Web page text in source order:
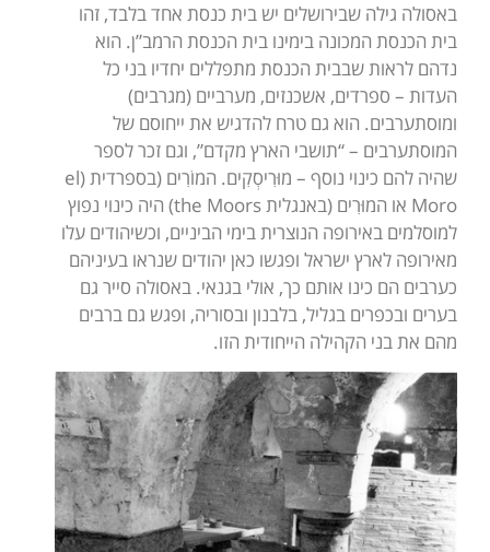
באסולה גילה שבירושלים יש בית כנסת אחד בלבד, זהו
בית הכנסת המכונה בימינו בית הכנסת הרמב”ן. הוא
נדהם לראות שבבית הכנסת מתפללים יחדיו בני כל
העדות – ספרדים, אשכנזים, מערביים (מגרבים)
ומוסתערבים. הוא גם טרח להדגיש את ייחוסם של
המוסתערבים – “תושבי הארץ מקדם”, וגם זכר לספר
שהיה להם כינוי נוסף – מוּרִיסְקִים. המוֹרִים (בספרדית (el
Moro או המוּרִים (באנגלית the Moors) היה כינוי נפוץ
למוסלמים באירופה הנוצרית בימי הביניים, וכשיהודים עלו
מאירופה לארץ ישראל ופגשו כאן יהודים שנראו בעיניהם
כערבים הם כינו אותם כך, אולי בגנאי. באסולה סייר גם
בערים ובכפרים בגליל, בלבנון ובסוריה, ופגש גם ברבים
מהם את בני הקהילה הייחודית הזו.